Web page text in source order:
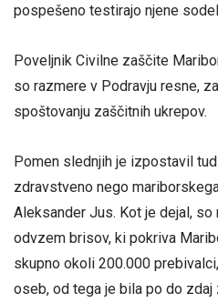
pospešeno testirajo njene
Poveljnik Civilne zaščite
so razmere v Podravju resne,
spoštovanju zaščitnih ukrepov.
Pomen slednjih je izpostavil
zdravstveno nego
Aleksander Jus. Kot je dejal,
odvzem brisov, ki pokriva
skupno okoli 200.000
oseb, od tega je bila po do zdaj